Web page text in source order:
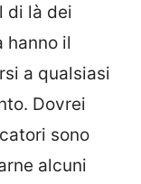
di là dei
hanno il
a qualsiasi
Dovrei
sono
alcuni